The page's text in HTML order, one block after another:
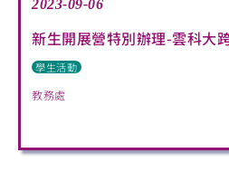
2023-09-06
新生開展營特別辦理-雲科大
學生活動
教務處